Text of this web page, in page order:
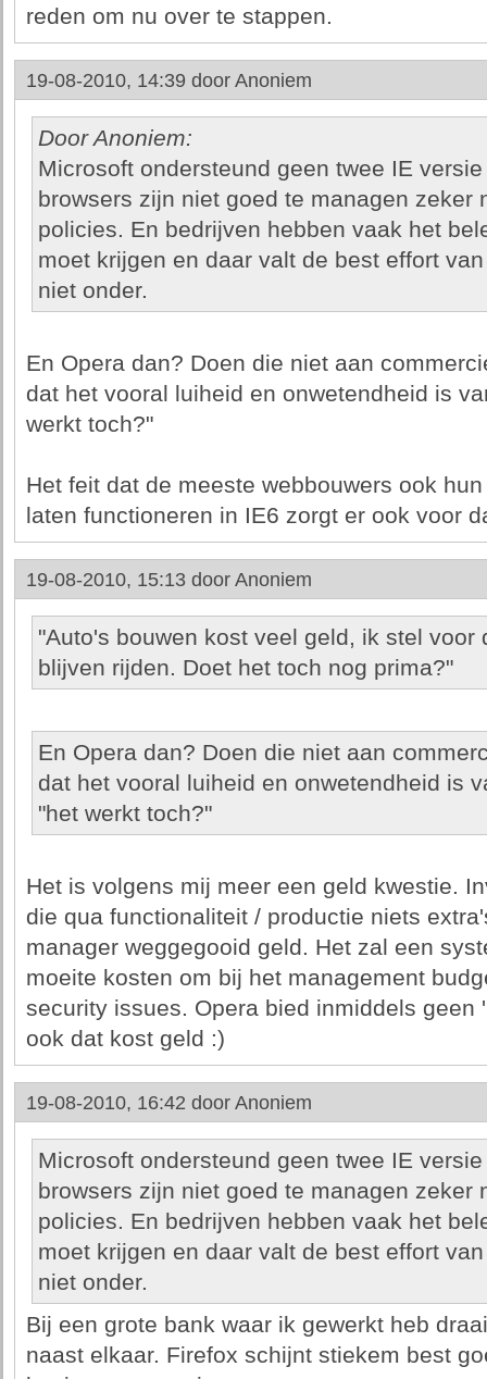
reden om nu over te stappen.
19-08-2010, 14:39 door Anoniem
Door Anoniem:
Microsoft ondersteund geen twee IE
browsers zijn niet goed te managen zeker
policies. En bedrijven hebben vaak het
moet krijgen en daar valt de best effort
niet onder.
En Opera dan? Doen die niet aan
dat het vooral luiheid en onwetendheid is
werkt toch?"
Het feit dat de meeste webbouwers ook
laten functioneren in IE6 zorgt er ook voor
19-08-2010, 15:13 door Anoniem
"Auto's bouwen kost veel geld, ik stel voor
blijven rijden. Doet het toch nog prima?"
En Opera dan? Doen die niet aan
dat het vooral luiheid en onwetendheid is
"het werkt toch?"
Het is volgens mij meer een geld kwestie.
die qua functionaliteit / productie niets
manager weggegooid geld. Het zal een
moeite kosten om bij het management
security issues. Opera bied inmiddels geen
ook dat kost geld :)
19-08-2010, 16:42 door Anoniem
Microsoft ondersteund geen twee IE
browsers zijn niet goed te managen zeker
policies. En bedrijven hebben vaak het
moet krijgen en daar valt de best effort
niet onder.
Bij een grote bank waar ik gewerkt heb
naast elkaar. Firefox schijnt stiekem best